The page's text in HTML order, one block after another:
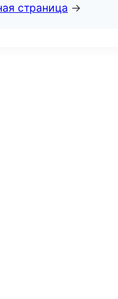
страница →